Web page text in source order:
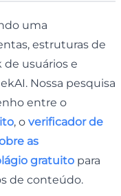
uma
estruturas de
usuários e
Nossa pesquisa
entre o
, o verificador de
as
gratuito para
de conteúdo.